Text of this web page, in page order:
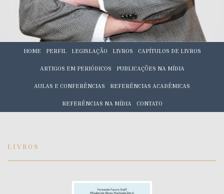
HOME PERFIL LEGISLAÇÃO LIVROS CAPÍTULOS DE LIVROS
ARTIGOS EM PERIÓDICOS PUBLICAÇÕES NA MÍDIA
AULAS E CONFERÊNCIAS REFERÊNCIAS ACADÊMICAS
REFERÊNCIAS NA MÍDIA CONTATO
LIVROS